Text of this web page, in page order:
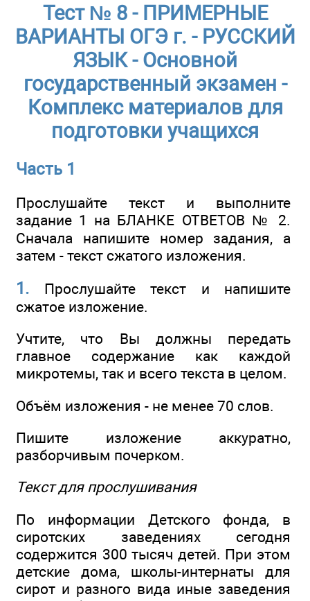
Тест № 8 - ПРИМЕРНЫЕ
ВАРИАНТЫ ОГЭ г. - РУССКИЙ
ЯЗЫК - Основной
государственный экзамен -
Комплекс материалов для
подготовки учащихся
Часть 1
Прослушайте текст и выполните
задание 1 на БЛАНКЕ ОТВЕТОВ № 2.
Сначала напишите номер задания, а
затем - текст сжатого изложения.
1. Прослушайте текст и напишите
сжатое изложение.
Учтите, что Вы должны передать
главное содержание как каждой
микротемы, так и всего текста в целом.
Объём изложения - не менее 70 слов.
Пишите изложение аккуратно,
разборчивым почерком.
Текст для прослушивания
По информации Детского фонда, в
сиротских заведениях сегодня
содержится 300 тысяч детей. При этом
детские дома, школы-интернаты для
сирот и разного вида иные заведения